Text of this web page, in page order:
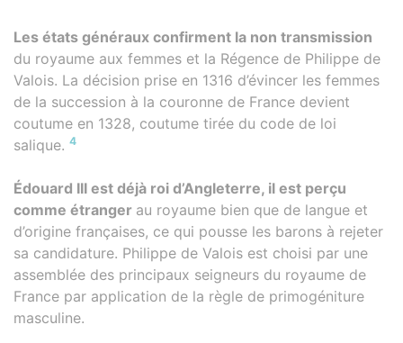
Les états généraux confirment la non transmission
du royaume aux femmes et la Régence de Philippe de
Valois. La décision prise en 1316 d’évincer les femmes
de la succession à la couronne de France devient
coutume en 1328, coutume tirée du code de loi
salique. 4
Édouard III est déjà roi d’Angleterre, il est perçu
comme étranger au royaume bien que de langue et
d’origine françaises, ce qui pousse les barons à rejeter
sa candidature. Philippe de Valois est choisi par une
assemblée des principaux seigneurs du royaume de
France par application de la règle de primogéniture
masculine.